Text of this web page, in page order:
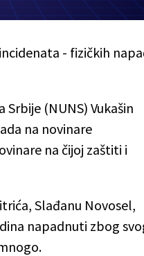
- fizičkih
(NUNS) Vukašin
na novinare
na čijoj zaštiti i
Slađanu Novosel,
napadnuti zbog